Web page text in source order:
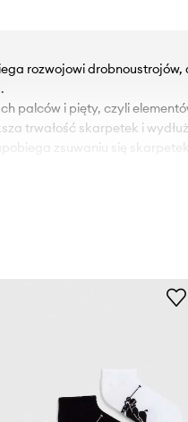
rozwojowi drobnoustrojów,
palców i pięty, czyli
trwałość skarpetek i
zsuwaniu się skarpetek.